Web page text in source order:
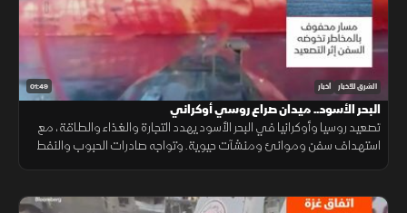
01:49 الشرق للأخبار أخبار
البحر الأسود.. ميدان صراع روسي أوكراني
تصعيد روسيا وأوكرانيا في البحر الأسود يهدد التجارة والغذاء والطاقة، مع
استهداف سفن وموانئ ومنشآت حيوية. وتواجه صادرات الحبوب والنفط